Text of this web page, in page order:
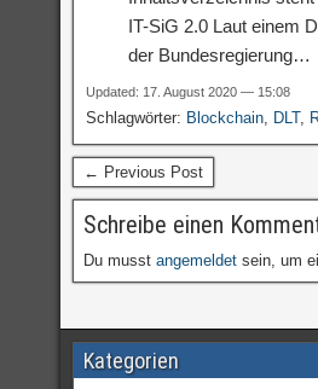
IT-SiG 2.0 Laut einem
der Bundesregierung…
Updated: 17. August 2020 — 15:08
Schlagwörter: Blockchain DLT,
← Previous Post
Schreibe einen
Du musst angemeldet sein, um
Kategorien